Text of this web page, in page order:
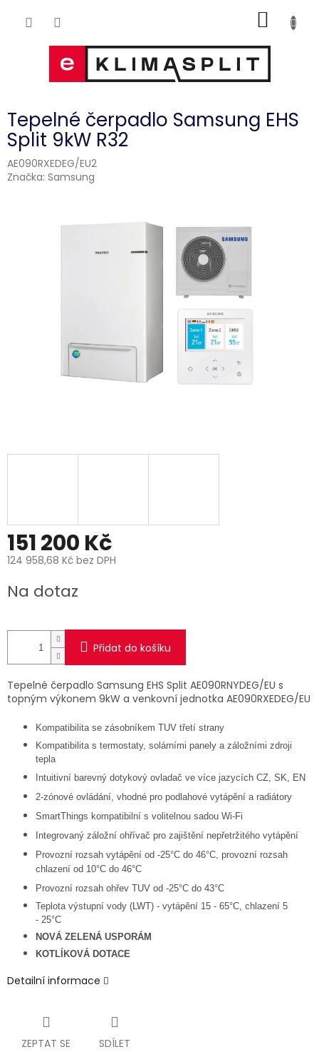
KOŠÍK
Tepelné čerpadlo Samsung EHS
Split 9kW R32
AE090RXEDEG/EU2
Značka: Samsung
151 200 Kč
124 958,68 Kč bez DPH
cena:
Na dotaz
Přidat do košíku
Tepelné čerpadlo Samsung EHS Split AE090RNYDEG/EU s
topným výkonem 9kW a venkovní jednotka AE090RXEDEG/EU
Kompatibilita se zásobníkem TUV třetí strany
Kompatibilita s termostaty, solárními panely a záložními zdroji
tepla
Intuitivní barevný dotykový ovladač ve více jazycích CZ, SK, EN
2-zónové ovládání, vhodné pro podlahové vytápění a radiátory
SmartThings kompatibilní s volitelnou sadou Wi-Fi
Integrovaný záložní ohřívač pro zajištění nepřetržitého vytápění
Provozní rozsah vytápění od -25°C do 46°C, provozní rozsah
chlazení od 10°C do 46°C
Provozní rozsah ohřev TUV od -25°C do 43°C
Teplota výstupní vody (LWT) - vytápění 15 - 65°C, chlazení 5
- 25°C
NOVÁ ZELENÁ USPORÁM
KOTLÍKOVÁ DOTACE
Detailní informace
ZEPTAT SE SDÍLET